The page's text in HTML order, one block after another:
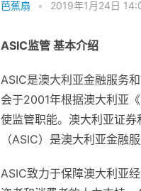
芭蕉扇 • 2019年1月24日
ASIC监管 基本介绍
ASIC是澳大利亚金融服务
会于2001年根据澳大利亚
使监管职能。澳大利亚证
（ASIC）是澳大利亚金融
ASIC致力于保障澳大利亚